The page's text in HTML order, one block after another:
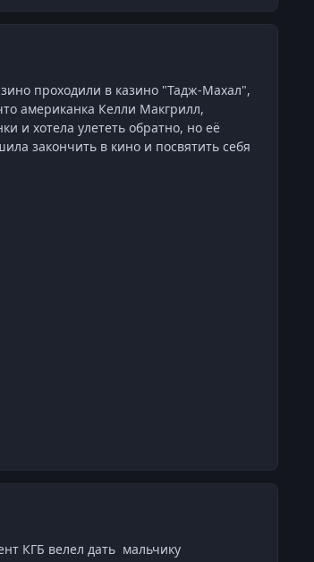
проходили в казино "Тадж-Махал",
американка Келли Макгрилл,
и хотела улететь обратно, но её
закончить в кино и посвятить себя
КГБ велел дать мальчику